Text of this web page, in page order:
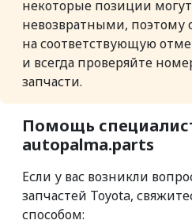
некоторые позиции
невозвратными,
на соответствующую
и всегда проверяйте
запчасти.
Помощь
autopalma.parts
Если у вас возникли
запчастей Toyota,
способом: